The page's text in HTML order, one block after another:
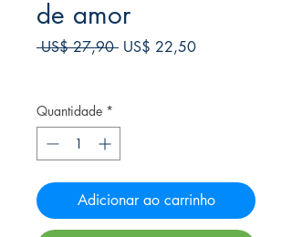
de amor
US$ 27,90 Preço
US$ 22,50Preço
Quantidade *
Adicionar ao carrinho